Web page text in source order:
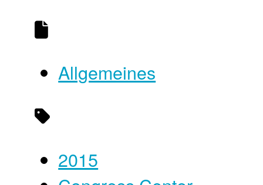
Allgemeines
2015